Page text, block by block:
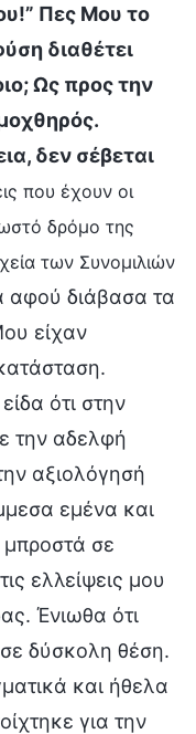
Πες Μου το
διαθέτει
Ως προς την
δεν σέβεται
που έχουν οι
δρόμο της
των Συνομιλιών
αφού διάβασα τα
είχαν
ότι στην
την αδελφή
αξιολόγησή
εμένα και
σε
ελλείψεις μου
Ένιωθα ότι
δύσκολη θέση.
και ήθελα
για την